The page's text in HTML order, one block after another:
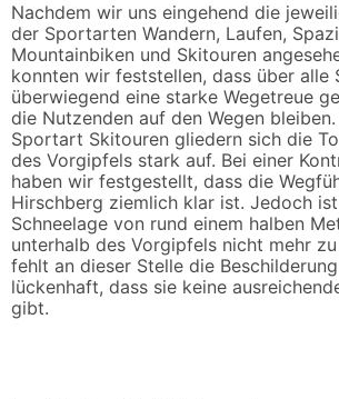
Nachdem wir uns eingehend die
der Sportarten Wandern, Laufen,
Mountainbiken und Skitouren
konnten wir feststellen, dass über alle
überwiegend eine starke Wegetreue
die Nutzenden auf den Wegen
Sportart Skitouren gliedern sich die
des Vorgipfels stark auf. Bei einer
haben wir festgestellt, dass die
Hirschberg ziemlich klar ist. Jedoch
Schneelage von rund einem halben
unterhalb des Vorgipfels nicht mehr
fehlt an dieser Stelle die
lückenhaft, dass sie keine
gibt.